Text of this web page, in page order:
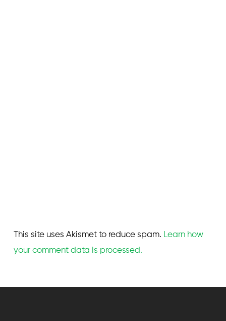
This site uses Akismet to reduce spam. Learn how
your comment data is processed.